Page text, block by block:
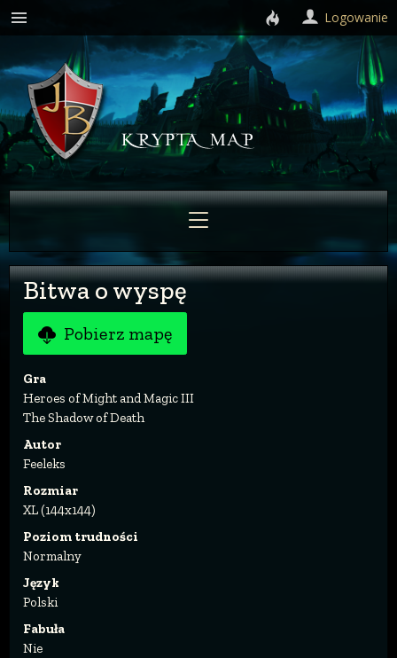
Bitwa o wyspę
Pobierz mapę
Gra
Heroes of Might and Magic III
The Shadow of Death
Autor
Feeleks
Rozmiar
XL (144x144)
Poziom trudności
Normalny
Język
Polski
Fabuła
Nie
Logowanie